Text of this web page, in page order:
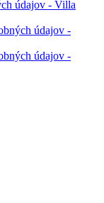
údajov - Villa
údajov -
údajov -